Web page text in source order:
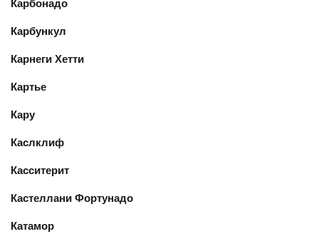
Карбонадо
Карбункул
Карнеги Хетти
Картье
Кару
Каслклиф
Касситерит
Кастеллани Фортунадо
Катамор